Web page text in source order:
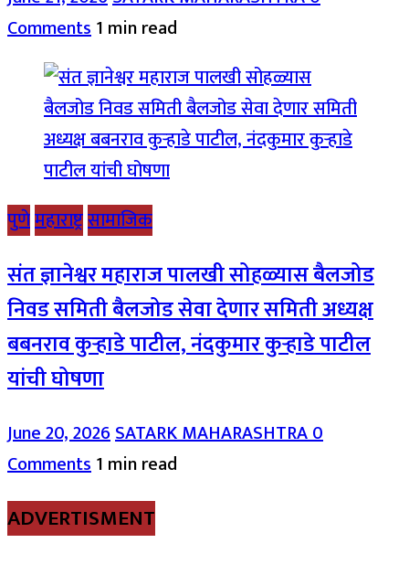
Comments1 min read
पुणेमहाराष्ट्रसामाजिक
संत ज्ञानेश्वर महाराज पालखी सोहळ्यास बैलजोड
निवड समिती बैलजोड सेवा देणार समिती अध्यक्ष
बबनराव कुऱ्हाडे पाटील, नंदकुमार कुऱ्हाडे पाटील
यांची घोषणा
June 20, 2026SATARK MAHARASHTRA0
Comments1 min read
ADVERTISMENT